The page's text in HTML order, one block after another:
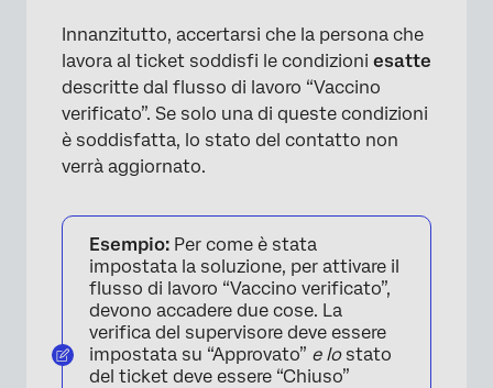
×
Innanzitutto, accertarsi che la persona che
lavora al ticket soddisfi le condizioni esatte
descritte dal flusso di lavoro “Vaccino
verificato”. Se solo una di queste condizioni
è soddisfatta, lo stato del contatto non
verrà aggiornato.
Esempio: Per come è stata
impostata la soluzione, per attivare il
flusso di lavoro “Vaccino verificato”,
devono accadere due cose. La
verifica del supervisore deve essere
impostata su “Approvato” e lostato
del ticket deve essere “Chiuso”